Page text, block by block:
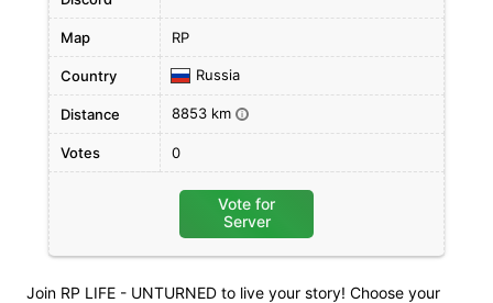
Join RP LIFE - UNTURNED to live your story! Choose your
Map RP
Country Russia
Distance 8853 km i
Votes 0
Vote for
Server